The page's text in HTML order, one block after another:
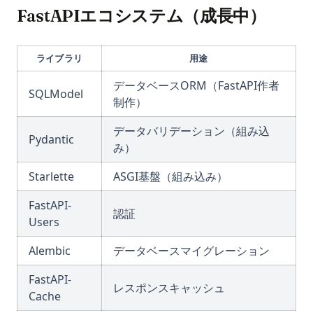
FastAPIエコシステム（成長中）
ライブラリ 用途
SQLModel
データベースORM（FastAPI作者
制作）
Pydantic
データバリデーション（組み込
み）
Starlette
ASGI基盤（組み込み）
FastAPI-
Users
認証
Alembic
データベースマイグレーション
FastAPI-
Cache
レスポンスキャッシュ